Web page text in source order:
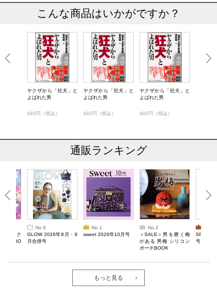
こんな商品はいかがですか？
ヤクザから「狂犬」と
よばれた男
482円（税込）
ヤクザから「狂犬」と
よばれた男
482円（税込）
ヤクザから「狂犬」と
よばれた男
482円（税込）
通販ランキング
るスク
ぷにBO
No.6
GLOW 2026年8月・9
月合併号
No.1
sweet 2026年10月号
No.2
＜SALE＞男を磨く梅
がある 男梅 シリコン
ポーチBOOK
号
もっと見る